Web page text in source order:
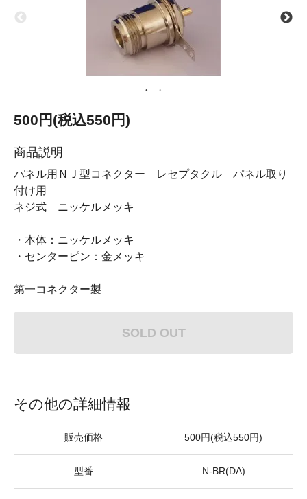
500円(税込550円)
商品説明
パネル用ＮＪ型コネクター レセプタクル パネル取り
付け用
ネジ式 ニッケルメッキ
・本体：ニッケルメッキ
・センターピン：金メッキ
第一コネクター製
SOLD OUT
その他の詳細情報
販売価格 500円(税込550円)
型番 N-BR(DA)